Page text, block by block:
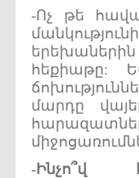
-Ոչ թե
հեքիաթը:
մարդը
-Ինչո՞վ